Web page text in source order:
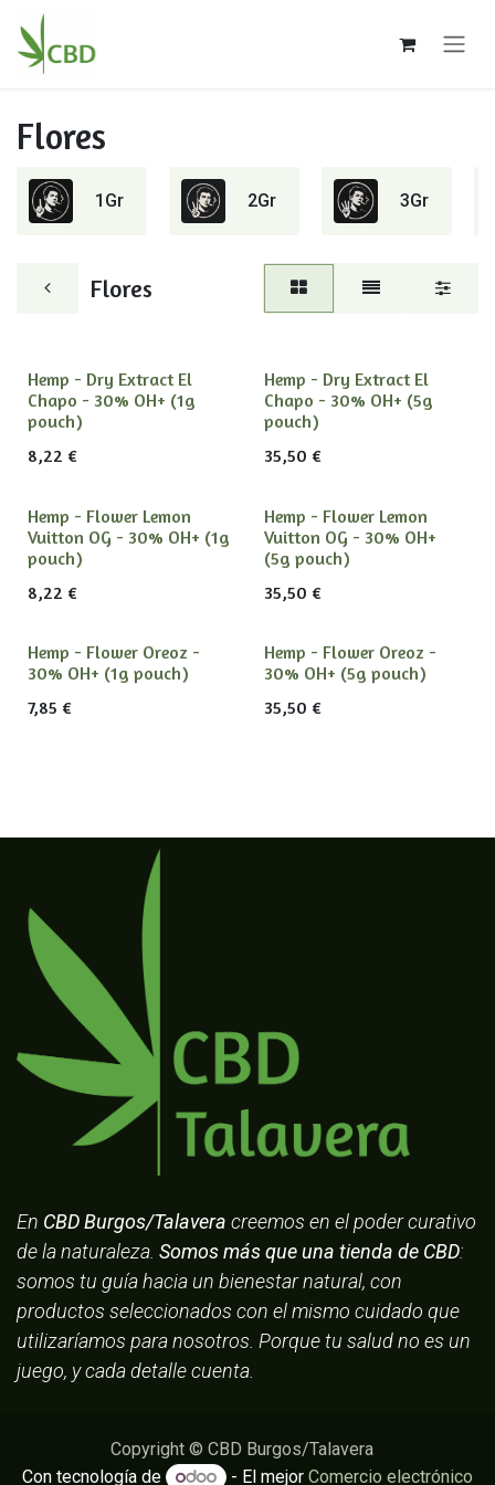
Ir al contenido
Flores
1Gr 2Gr 3Gr
Flores
Hemp - Dry Extract El
Chapo - 30% OH+ (1g
pouch)
8,22 €
Hemp - Dry Extract El
Chapo - 30% OH+ (5g
pouch)
35,50 €
Hemp - Flower Lemon
Vuitton OG - 30% OH+ (1g
pouch)
8,22 €
Hemp - Flower Lemon
Vuitton OG - 30% OH+
(5g pouch)
35,50 €
Hemp - Flower Oreoz -
30% OH+ (1g pouch)
7,85 €
Hemp - Flower Oreoz -
30% OH+ (5g pouch)
35,50 €
En CBD Burgos/Talavera creemos en el poder curativo
de la naturaleza. Somos más que una tienda de CBD:
somos tu guía hacia un bienestar natural, con
productos seleccionados con el mismo cuidado que
utilizaríamos para nosotros. Porque tu salud no es un
juego, y cada detalle cuenta.
Copyright © CBD Burgos/Talavera
Con tecnología de
- El mejor Comercio electrónico